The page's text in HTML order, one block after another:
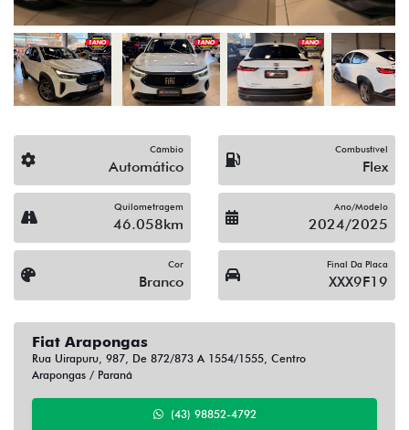
Câmbio
Automático
Combustível
Flex
Quilometragem
46.058km
Ano/Modelo
2024/2025
Cor
Branco
Final Da Placa
XXX9F19
Fiat Arapongas
Rua Uirapuru, 987, De 872/873 A 1554/1555, Centro
Arapongas / Paraná
(43) 98852-4792